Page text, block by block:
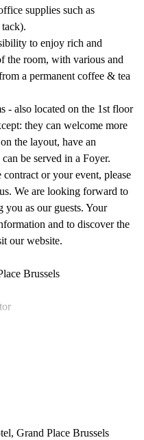
supplies such as
to enjoy rich and
the room, with various and
a permanent coffee & tea
- also located on the 1st floor
they can welcome more
the layout, have an
be served in a Foyer.
or your event, please
We are looking forward to
as our guests. Your
and to discover the
our website.
Brussels
Grand Place Brussels